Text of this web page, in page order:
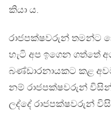
කියා ය.
රාජපක්ෂවරුන් තමන්ට
හැටි අප ඉගෙන ගත්තේ
බණ්ඩාරනායකට කළ
නම් රාජපක්ෂවරුන්
ලද්දේ රාජපක්ෂවරුන්